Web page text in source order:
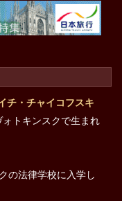
チ・チャイコフスキ
ォトキンスクで生まれ
の法律学校に入学し